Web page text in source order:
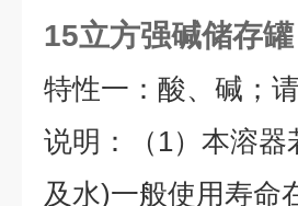
15立方强碱储存
特性一：酸、碱；
说明：（1）本溶
及水)一般使用寿命